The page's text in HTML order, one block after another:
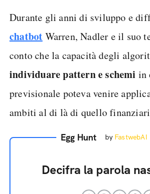
Durante gli anni di sviluppo e
chatbot Warren, Nadler e il suo
conto che la capacità degli
individuare pattern e schemi in
previsionale poteva venire
ambiti al di là di quello
Egg Hunt by FastwebAI
Decifra la parola